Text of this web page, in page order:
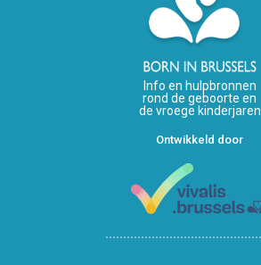
Info en hulpbronnen
rond de geboorte en
de vroege kinderjaren
Ontwikkeld door